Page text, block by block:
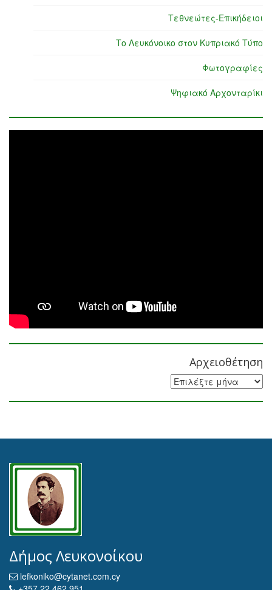
Τεθνεώτες-Επικήδειοι
Το Λευκόνοικο στον Κυπριακό Τύπο
Φωτογραφίες
Ψηφιακό Αρχονταρίκι
Αρχειοθέτηση
Αρχειοθέτηση
Δήμος Λευκονοίκου
lefkoniko@cytanet.com.cy